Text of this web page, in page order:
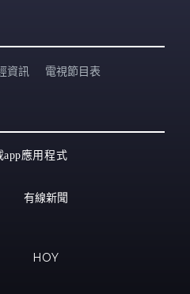
資訊 電視節目表
app應用程式
有線新聞
HOY